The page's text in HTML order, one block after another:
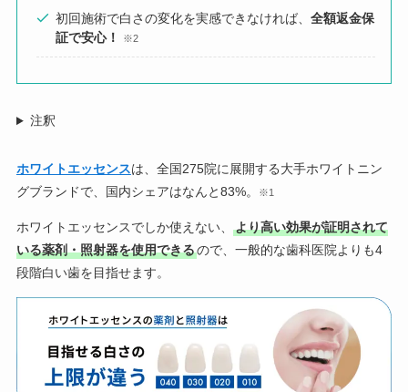
初回施術で白さの変化を実感できなければ、 全額返金保
証で安心！
※2
注釈
ホワイトエッセンスは、全国275院に展開する大手ホワイトニン
グブランドで、国内シェアはなんと83%。
※1
ホワイトエッセンスでしか使えない、
より高い効果が証明されて
いる薬剤・照射器を使用できるので、一般的な歯科医院よりも4
段階白い歯を目指せます。